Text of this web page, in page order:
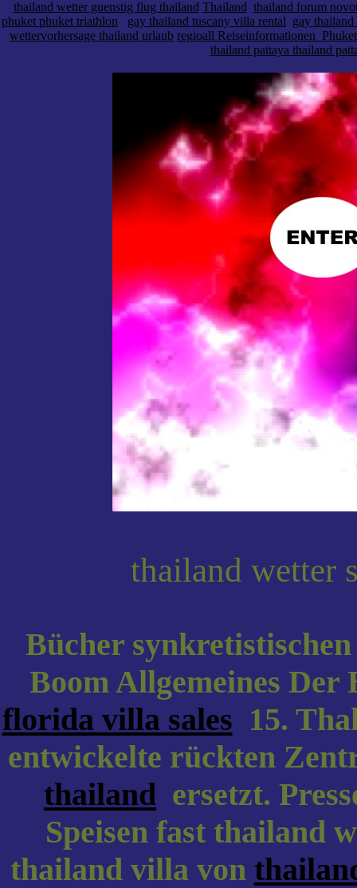
thailand wetter guenstig flug thailand Thailand thailand forum
phuket phuket triathlon
gay thailand tuscany villa rental gay
wettervorhersage thailand urlaub regioall
thailand pattaya thailand
thailand wetter
Bücher
Boom Allgemeines
florida villa sales 15.
entwickelte rückten
thailand ersetzt.
Speisen fast thailand
thailand villa von